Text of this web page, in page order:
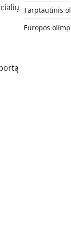
Tarptautinis
Europos